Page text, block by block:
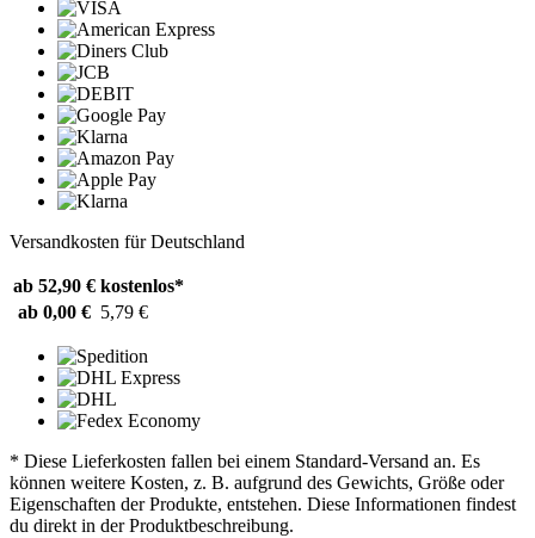
Versandkosten für Deutschland
ab 52,90 € kostenlos*
ab 0,00 € 5,79 €
* Diese Lieferkosten fallen bei einem Standard-Versand an. Es
können weitere Kosten, z. B. aufgrund des Gewichts, Größe oder
Eigenschaften der Produkte, entstehen. Diese Informationen findest
du direkt in der Produktbeschreibung.